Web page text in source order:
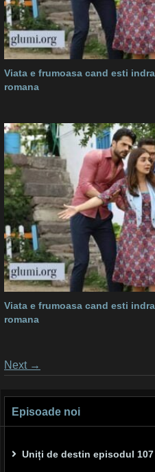
Viata e frumoasa cand esti
romana
Viata e frumoasa cand esti
romana
Posts
Next →
Episoade noi
Uniți de destin episodul